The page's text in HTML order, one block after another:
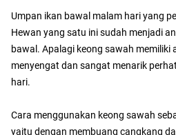
Umpan ikan bawal malam hari yang
Hewan yang satu ini sudah menjadi
bawal. Apalagi keong sawah memiliki
menyengat dan sangat menarik
hari.
Cara menggunakan keong sawah
yaitu dengan membuang cangkang